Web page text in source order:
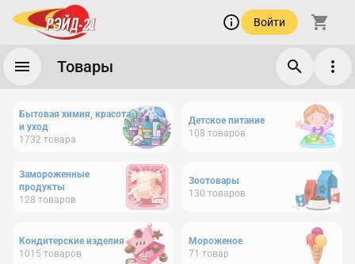
Войти
Товары
Бытовая химия, красота
и уход
1732 товара
Детское питание
108 товаров
Замороженные
продукты
128 товаров
Зоотовары
130 товаров
Кондитерские изделия
1015 товаров
Мороженое
71 товар